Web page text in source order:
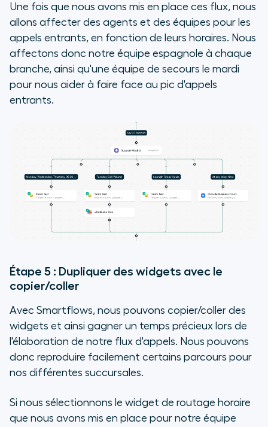
Une fois que nous avons mis en place ces flux, nous
allons affecter des agents et des équipes pour les
appels entrants, en fonction de leurs horaires. Nous
affectons donc notre équipe espagnole à chaque
branche, ainsi qu'une équipe de secours le mardi
pour nous aider à faire face au pic d'appels
entrants.
Étape 5 : Dupliquer des widgets avec le
copier/coller
Avec Smartflows, nous pouvons copier/coller des
widgets et ainsi gagner un temps précieux lors de
l'élaboration de notre flux d'appels. Nous pouvons
donc reproduire facilement certains parcours pour
nos différentes succursales.
Si nous sélectionnons le widget de routage horaire
que nous avons mis en place pour notre équipe